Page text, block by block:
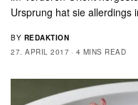
Ursprung hat sie allerdings
BY REDAKTION
27. APRIL 2017
4 MINS READ